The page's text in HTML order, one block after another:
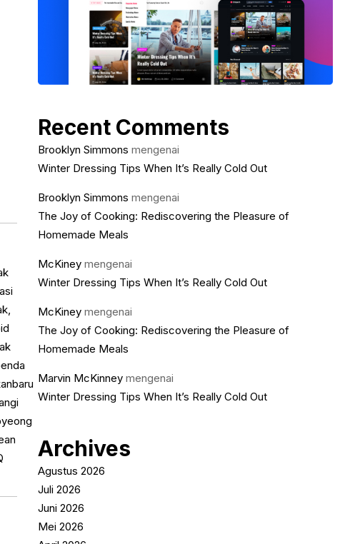
Recent Comments
Brooklyn Simmons mengenai
Winter Dressing Tips When It’s Really Cold Out
Brooklyn Simmons mengenai
The Joy of Cooking: Rediscovering the Pleasure of
Homemade Meals
McKiney mengenai
Winter Dressing Tips When It’s Really Cold Out
McKiney mengenai
The Joy of Cooking: Rediscovering the Pleasure of
Homemade Meals
Marvin McKinney mengenai
Winter Dressing Tips When It’s Really Cold Out
Archives
Agustus 2026
Juli 2026
Juni 2026
Mei 2026